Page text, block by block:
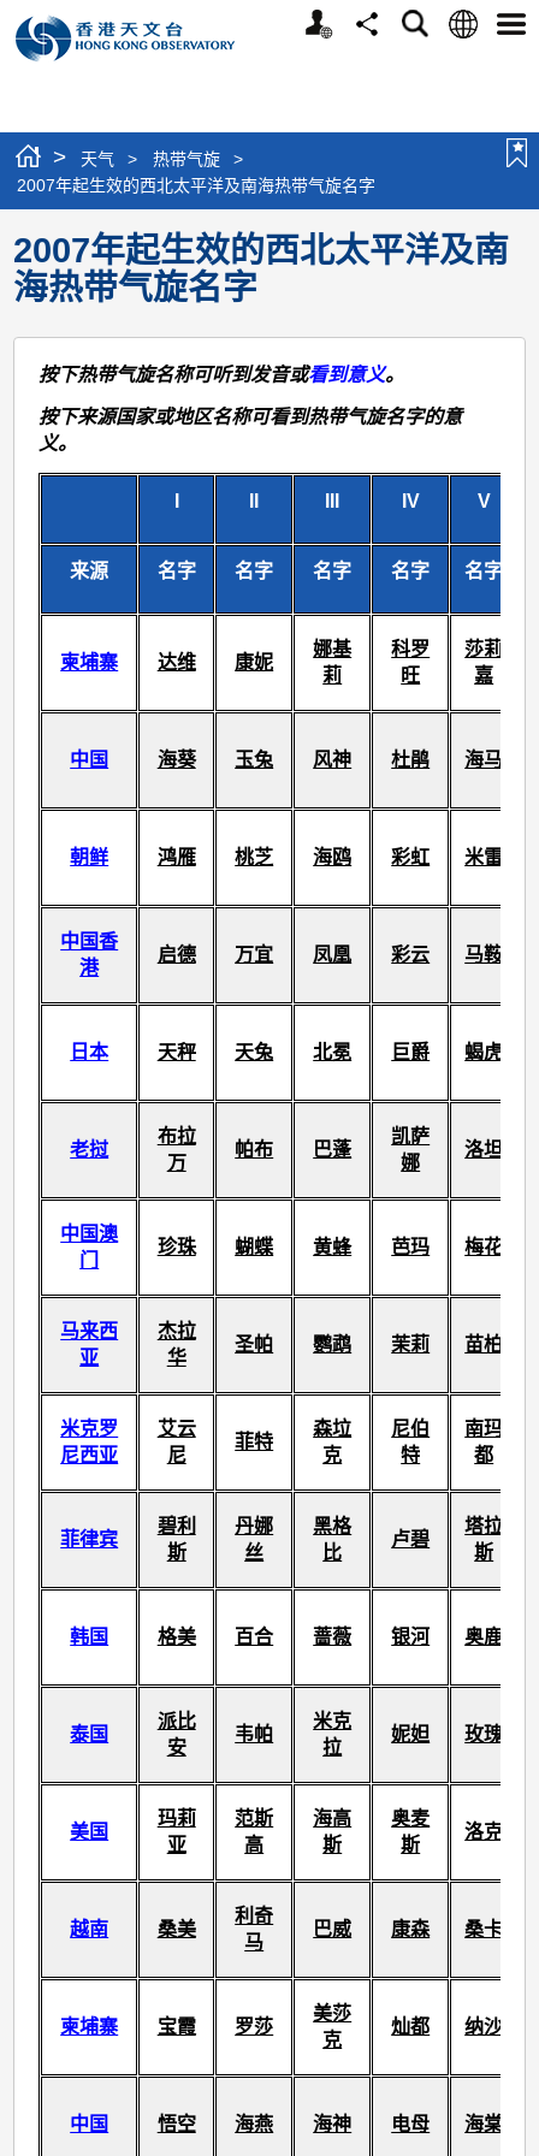
个
分
搜
语
选
> 天气 > 热带气旋
>
2007年起生效的西北太平洋及南海热带气旋名字
2007年起生效的西北太平洋及南
海热带气旋名字
按下热带气旋名称可听到发音或看到意义。
按下来源国家或地区名称可看到热带气旋名字的意
义。
IV V
来源 名字 名字 名字 名字 名字
柬埔寨 达维 康妮
娜基
莉
科罗
旺
莎莉
嘉
中国 海葵 玉兔 风神 杜鹃 海马
朝鲜 鸿雁 桃芝 海鸥 彩虹 米雷
中国香
港
启德 万宜 凤凰 彩云 马鞍
日本 天秤 天兔 北冕 巨爵 蝎虎
老挝
布拉
万
帕布 巴蓬
凯萨
娜
洛坦
中国澳
门
珍珠 蝴蝶 黄蜂 芭玛 梅花
马来西
亚
杰拉
华
圣帕 鹦鹉 茉莉 苗柏
米克罗
尼西亚
艾云
尼
菲特
森垃
克
尼伯
特
南玛
都
菲律宾
碧利
斯
丹娜
丝
黑格
比
卢碧
塔拉
斯
韩国 格美 百合 蔷薇 银河 奥鹿
泰国
派比
安
韦帕
米克
拉
妮妲 玫瑰
美国
玛莉
亚
范斯
高
海高
斯
奥麦
斯
洛克
越南 桑美
利奇
马
巴威 康森 桑卡
柬埔寨 宝霞 罗莎
美莎
克
灿都 纳沙
中国 悟空 海燕 海神 电母 海棠